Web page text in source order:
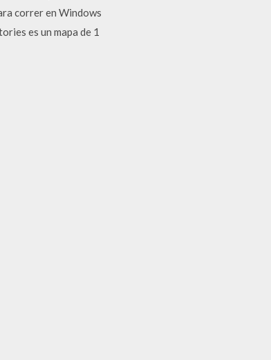
correr en Windows
es un mapa de 1